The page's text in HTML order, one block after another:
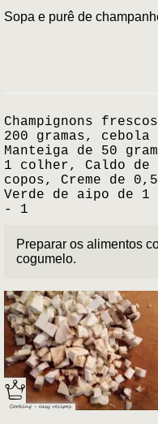
Sopa e purê de
Champignons
200 gramas,
Manteiga de 50
1 colher, Caldo de
copos, Creme de
Verde de aipo de
- 1
Preparar os alimentos
cogumelo.